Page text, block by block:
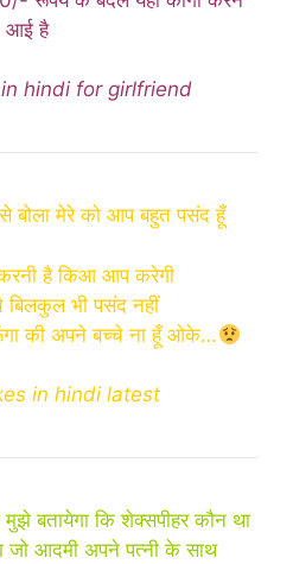
आई है
hindi for girlfriend
बोला मेरे को आप बहुत पसंद हूँ
है किआ आप करेगी
भी पसंद नहीं
की अपने बच्चे ना हूँ ओके…
in hindi latest
बतायेगा कि शेक्सपीहर कौन था
जो आदमी अपने पत्नी के साथ